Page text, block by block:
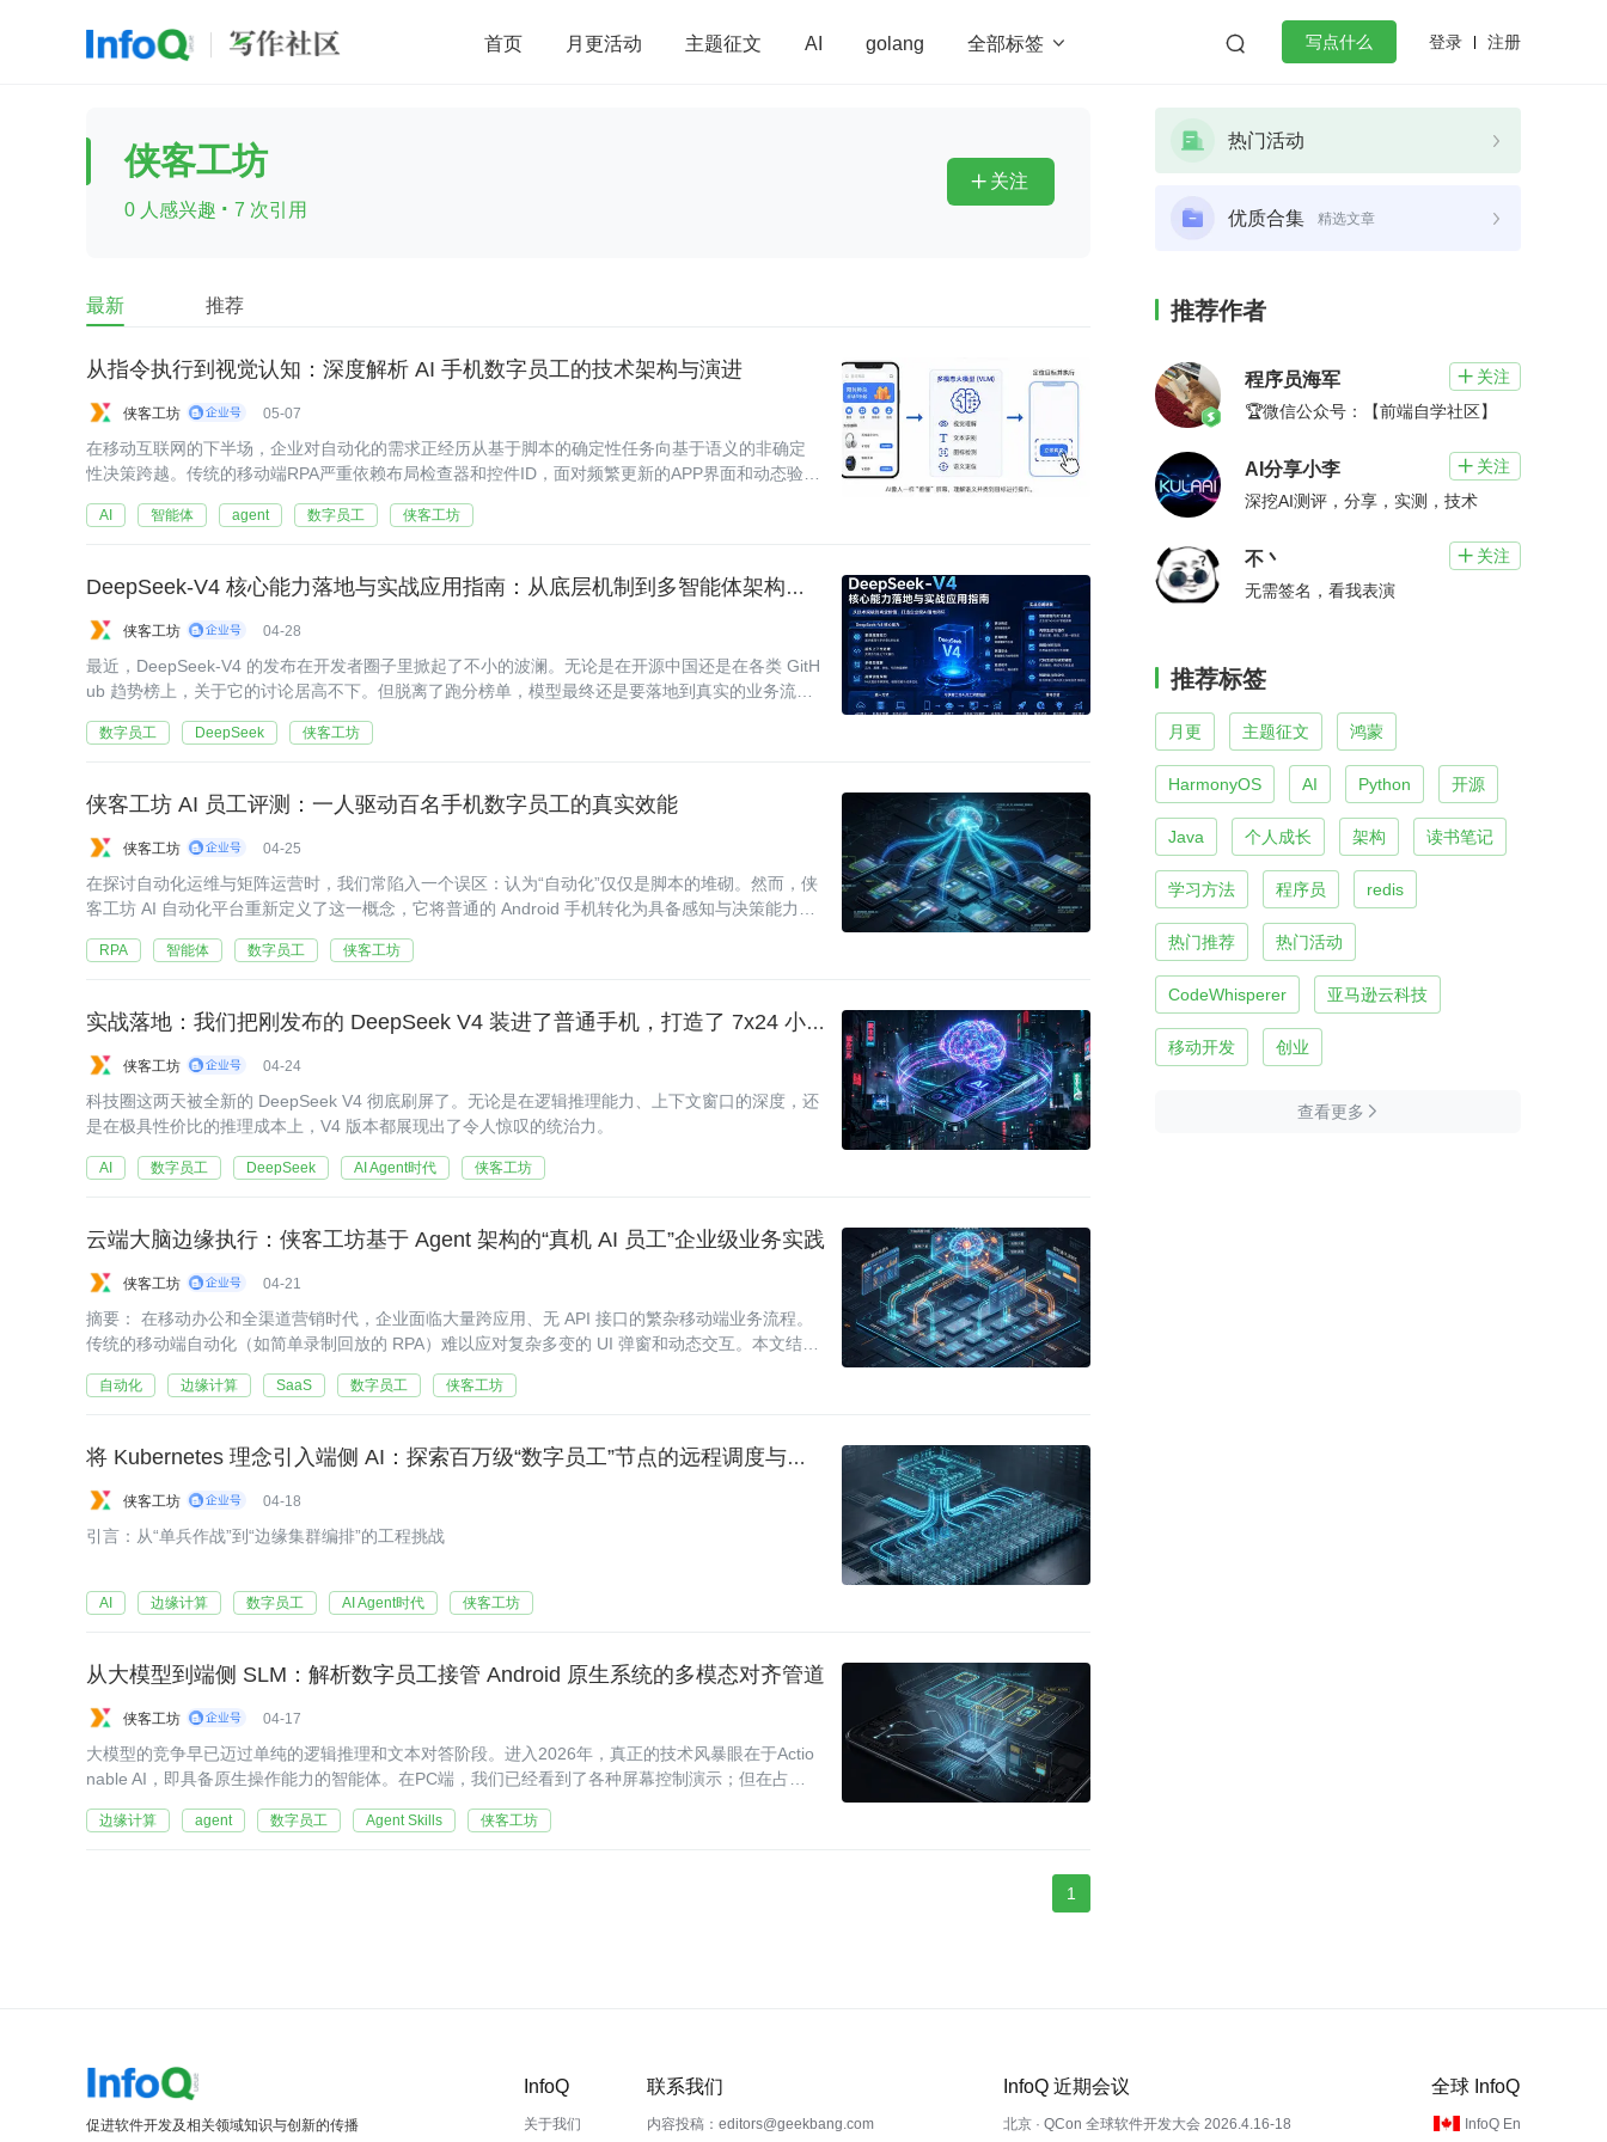
首页 月更活动 主题征文 AI golang 全部标签   写点什么 登录 注册
前端 AI redis
查看更多
侠客工坊
0 人感兴趣 · 7 次引用
 关注
最新 推荐
从指令执行到视觉认知：深度解析 AI 手机数字员工的技术架构与演进
侠客工坊 05-07
在移动互联网的下半场，企业对自动化的需求正经历从基于脚本的确定性任务向基于语义的非确定
性决策跨越。传统的移动端RPA严重依赖布局检查器和控件ID，面对频繁更新的APP界面和动态验证
AI 智能体 agent 数字员工 侠客工坊
DeepSeek-V4 核心能力落地与实战应用指南：从底层机制到多智能体架构复盘
侠客工坊 04-28
最近，DeepSeek-V4 的发布在开发者圈子里掀起了不小的波澜。无论是在开源中国还是在各类 GitH
ub 趋势榜上，关于它的讨论居高不下。但脱离了跑分榜单，模型最终还是要落地到真实的业务流
数字员工 DeepSeek 侠客工坊
侠客工坊 AI 员工评测：一人驱动百名手机数字员工的真实效能
侠客工坊 04-25
在探讨自动化运维与矩阵运营时，我们常陷入一个误区：认为“自动化”仅仅是脚本的堆砌。然而，侠
客工坊 AI 自动化平台重新定义了这一概念，它将普通的 Android 手机转化为具备感知与决策能力
RPA 智能体 数字员工 侠客工坊
实战落地：我们把刚发布的 DeepSeek V4 装进了普通手机，打造了 7x24 小时 AI 员工
侠客工坊 04-24
科技圈这两天被全新的 DeepSeek V4 彻底刷屏了。无论是在逻辑推理能力、上下文窗口的深度，还
是在极具性价比的推理成本上，V4 版本都展现出了令人惊叹的统治力。
AI 数字员工 DeepSeek AI Agent时代 侠客工坊
云端大脑边缘执行：侠客工坊基于 Agent 架构的“真机 AI 员工”企业级业务实践
侠客工坊 04-21
摘要： 在移动办公和全渠道营销时代，企业面临大量跨应用、无 API 接口的繁杂移动端业务流程。
传统的移动端自动化（如简单录制回放的 RPA）难以应对复杂多变的 UI 弹窗和动态交互。本文结合
自动化 边缘计算 SaaS 数字员工 侠客工坊
将 Kubernetes 理念引入端侧 AI：探索百万级“数字员工”节点的远程调度与自愈架构
侠客工坊 04-18
引言：从“单兵作战”到“边缘集群编排”的工程挑战
AI 边缘计算 数字员工 AI Agent时代 侠客工坊
从大模型到端侧 SLM：解析数字员工接管 Android 原生系统的多模态对齐管道
侠客工坊 04-17
大模型的竞争早已迈过单纯的逻辑推理和文本对答阶段。进入2026年，真正的技术风暴眼在于Actio
nable AI，即具备原生操作能力的智能体。在PC端，我们已经看到了各种屏幕控制演示；但在占据
边缘计算 agent 数字员工 Agent Skills 侠客工坊
1
热门活动
优质合集 精选文章
推荐作者
程序员海军  关注
🏆微信公众号：【前端自学社区】
AI分享小李  关注
深挖AI测评，分享，实测，技术
不丶  关注
无需签名，看我表演
推荐标签
月更 主题征文 鸿蒙
HarmonyOS AI Python 开源
Java 个人成长 架构 读书笔记
学习方法 程序员 redis
热门推荐 热门活动
CodeWhisperer 亚马逊云科技
移动开发 创业
查看更多 
促进软件开发及相关领域知识与创新的传播
InfoQ
关于我们
联系我们
内容投稿：editors@geekbang.com
InfoQ 近期会议
北京 · QCon 全球软件开发大会 2026.4.16-18
全球 InfoQ
InfoQ En